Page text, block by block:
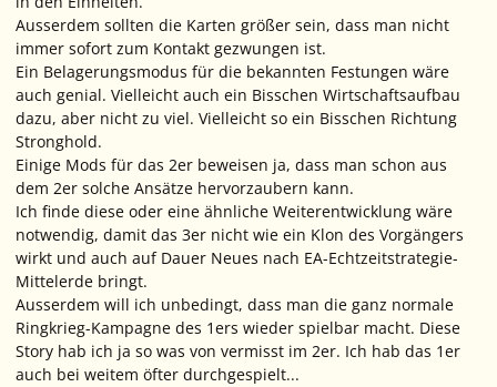
Ausserdem sollten die Karten größer sein, dass man nicht
immer sofort zum Kontakt gezwungen ist.
Ein Belagerungsmodus für die bekannten Festungen wäre
auch genial. Vielleicht auch ein Bisschen Wirtschaftsaufbau
dazu, aber nicht zu viel. Vielleicht so ein Bisschen Richtung
Stronghold.
Einige Mods für das 2er beweisen ja, dass man schon aus
dem 2er solche Ansätze hervorzaubern kann.
Ich finde diese oder eine ähnliche Weiterentwicklung wäre
notwendig, damit das 3er nicht wie ein Klon des Vorgängers
wirkt und auch auf Dauer Neues nach EA-Echtzeitstrategie-
Mittelerde bringt.
Ausserdem will ich unbedingt, dass man die ganz normale
Ringkrieg-Kampagne des 1ers wieder spielbar macht. Diese
Story hab ich ja so was von vermisst im 2er. Ich hab das 1er
auch bei weitem öfter durchgespielt...